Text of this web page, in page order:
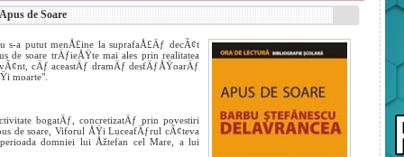
de Soare
s-a putut menÅ£ine la suprafaÅ£Äƒ decÃ¢t
soare trÄƒieÅŸte mai ales prin realitatea
cÄƒ aceastÄƒ dramÄƒ desfÄƒÅŸoarÄƒ
moarte".
bogatÄƒ, concretizatÄƒ prin povestiri
de soare, Viforul ÅŸi LuceafÄƒrul cÃ¢teva
domniei lui Åžtefan cel Mare, a lui